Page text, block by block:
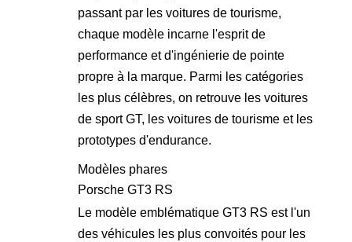
passant par les voitures de tourisme,
chaque modèle incarne l'esprit de
performance et d'ingénierie de pointe
propre à la marque. Parmi les catégories
les plus célèbres, on retrouve les voitures
de sport GT, les voitures de tourisme et les
prototypes d'endurance.
Modèles phares
Porsche GT3 RS
Le modèle emblématique GT3 RS est l'un
des véhicules les plus convoités pour les